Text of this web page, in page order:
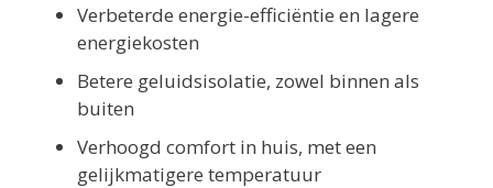
Verbeterde energie-efficiëntie en lagere
energiekosten
Betere geluidsisolatie, zowel binnen als
buiten
Verhoogd comfort in huis, met een
gelijkmatigere temperatuur